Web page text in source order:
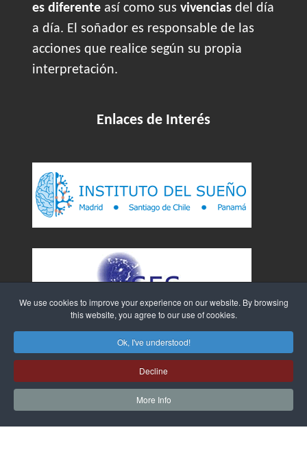
We use cookies to improve your experience on our website. By browsing
this website, you agree to our use of cookies.
Ok, I've understood!
Decline
More Info
es diferente así como sus vivencias del día
a día. El soñador es responsable de las
acciones que realice según su propia
interpretación.
Enlaces de Interés